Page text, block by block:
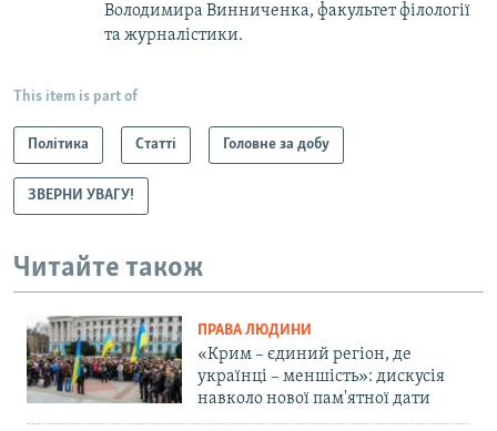
Володимира Винниченка, факультет філології
та журналістики.
This item is part of
Політика Статті Головне за добу
ЗВЕРНИ УВАГУ!
Читайте також
ПРАВА ЛЮДИНИ
«Крим – єдиний регіон, де
українці – меншість»: дискусія
навколо нової пам'ятної дати